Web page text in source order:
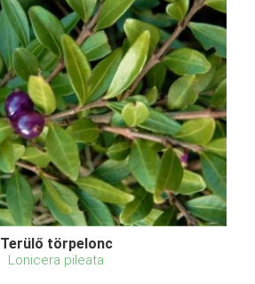
Terülő törpelonc
Lonicera pileata